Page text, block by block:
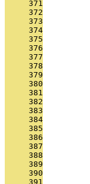
     371
     372
     373
     374
     375
     376
     377
     378
     379
     380
     381
     382
     383
     384
     385
     386
     387
     388
     389
     390
     391